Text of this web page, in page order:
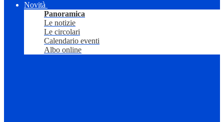
Novità
Panoramica
Le notizie
Le circolari
Calendario eventi
Albo online